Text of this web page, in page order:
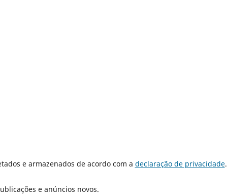
e armazenados de acordo com a declaração de privacidade.
e anúncios novos.